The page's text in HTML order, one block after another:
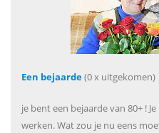
Een bejaarde(0 x uitgekomen)
je bent een bejaarde van 80+ !
werken. Wat zou je nu eens